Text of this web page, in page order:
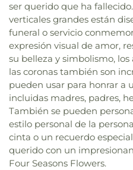
ser querido que ha
verticales grandes están
funeral o servicio
expresión visual de amor,
su belleza y simbolismo,
las coronas también son
pueden usar para honrar a
incluidas madres, padres,
También se pueden
estilo personal de la
cinta o un recuerdo
querido con un
Four Seasons Flowers.